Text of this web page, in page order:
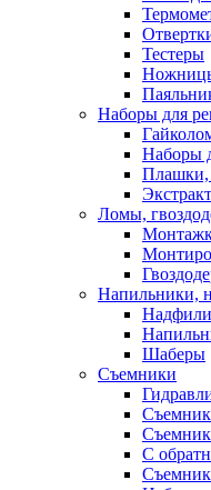
Тестеры
Наборы для
Наборы
Плашки,
Ломы,
Напильники,
Надфили
Шаберы
Съемники
С